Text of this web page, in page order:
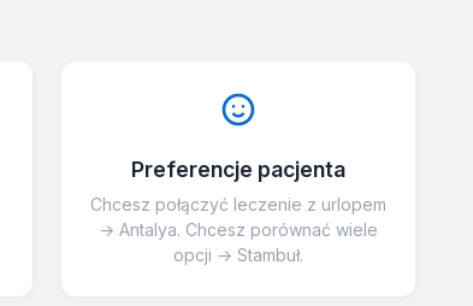
Preferencje pacjenta
Chcesz połączyć leczenie z urlopem
→ Antalya. Chcesz porównać wiele
opcji → Stambuł.